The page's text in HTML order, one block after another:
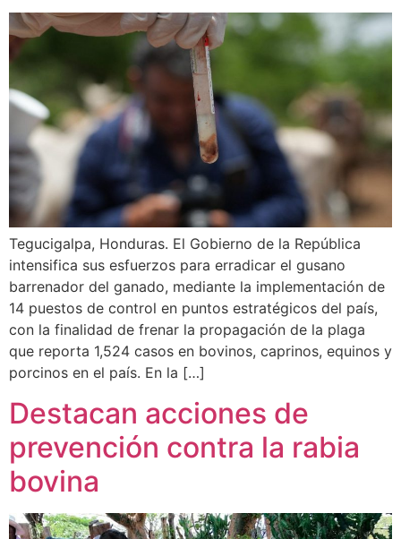
Tegucigalpa, Honduras. El Gobierno de la República
intensifica sus esfuerzos para erradicar el gusano
barrenador del ganado, mediante la implementación de
14 puestos de control en puntos estratégicos del país,
con la finalidad de frenar la propagación de la plaga
que reporta 1,524 casos en bovinos, caprinos, equinos y
porcinos en el país. En la […]
Destacan acciones de
prevención contra la rabia
bovina